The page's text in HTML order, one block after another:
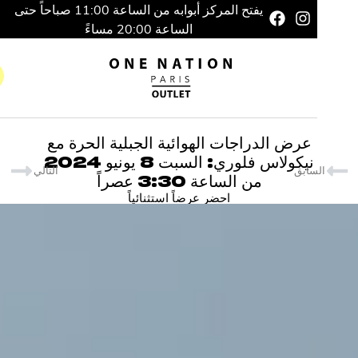
يفتح المركز أبوابه من الساعة 11:00 صباحاً حتى
عرض الدراجات الهوائية الجبلية الحرة مع
نيكولاس فلوري: السبت 8 يونيو 2024
من الساعة 3:30 عصراً
احضر عرضاً استثنائياً
التالي